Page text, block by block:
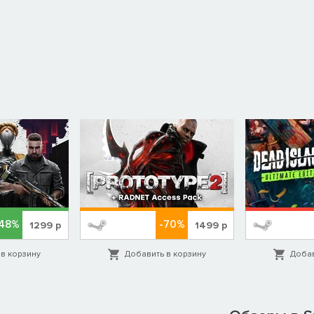
1299 р
корзину
-70% 1499р
Добавить в корзину